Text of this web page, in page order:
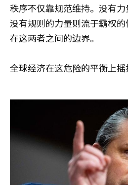
秩序不仅靠规范维持。没有力
没有规则的力量则流于霸权
在这两者之间的边界。
全球经济在这危险的平衡上摇